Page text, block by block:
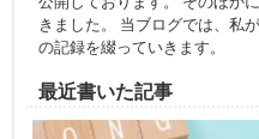
きました。 当ブログでは、私
の記録を綴っていきます。
最近書いた記事